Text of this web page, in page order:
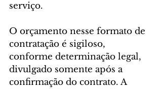
serviço.
O orçamento nesse formato de
contratação é sigiloso,
conforme determinação legal,
divulgado somente após a
confirmação do contrato. A